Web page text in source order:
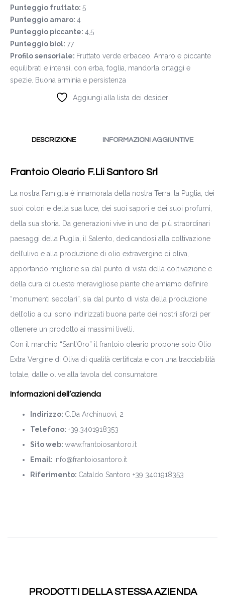
Punteggio fruttato: 5
Punteggio amaro: 4
Punteggio piccante: 4,5
Punteggio biol: 77
Profilo sensoriale: Fruttato verde erbaceo. Amaro e piccante
equilibrati e intensi, con erba, foglia, mandorla ortaggi e
spezie. Buona arminia e persistenza
Aggiungi alla lista dei desideri
DESCRIZIONE INFORMAZIONI AGGIUNTIVE
Frantoio Oleario F.Lli Santoro Srl
La nostra Famiglia è innamorata della nostra Terra, la Puglia, dei
suoi colori e della sua luce, dei suoi sapori e dei suoi profumi,
della sua storia. Da generazioni vive in uno dei più straordinari
paesaggi della Puglia, il Salento, dedicandosi alla coltivazione
dell’ulivo e alla produzione di olio extravergine di oliva,
apportando migliorie sia dal punto di vista della coltivazione e
della cura di queste meravigliose piante che amiamo definire
“monumenti secolari”, sia dal punto di vista della produzione
dell’olio a cui sono indirizzati buona parte dei nostri sforzi per
ottenere un prodotto ai massimi livelli.
Con il marchio “Sant’Oro” il frantoio oleario propone solo Olio
Extra Vergine di Oliva di qualità certificata e con una tracciabilità
totale, dalle olive alla tavola del consumatore.
Informazioni dell’azienda
Indirizzo: C.Da Archinuovi, 2
Telefono: +39.3401918353
Sito web: www.frantoiosantoro.it
Email: info@frantoiosantoro.it
Riferimento: Cataldo Santoro +39 3401918353
PRODOTTI DELLA STESSA AZIENDA